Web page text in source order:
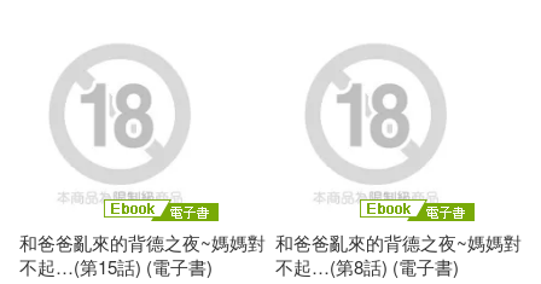
和爸爸亂來的背德之夜~媽媽對
不起…(第15話) (電子書)
和爸爸亂來的背德之夜~媽媽對
不起…(第8話) (電子書)